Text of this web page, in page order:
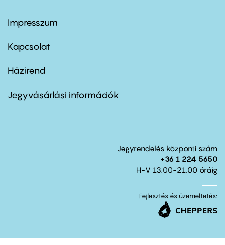
Footer
first
Impresszum
Kapcsolat
Footer
second
Házirend
Jegyvásárlási információk
Jegyrendelés központi szám
+36 1 224 5650
H-V 13.00-21.00 óráig
Fejlesztés és üzemeltetés: